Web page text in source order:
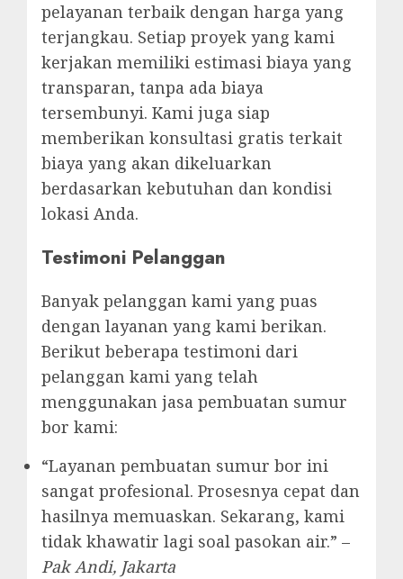
pelayanan terbaik dengan harga yang
terjangkau. Setiap proyek yang kami
kerjakan memiliki estimasi biaya yang
transparan, tanpa ada biaya
tersembunyi. Kami juga siap
memberikan konsultasi gratis terkait
biaya yang akan dikeluarkan
berdasarkan kebutuhan dan kondisi
lokasi Anda.
Testimoni Pelanggan
Banyak pelanggan kami yang puas
dengan layanan yang kami berikan.
Berikut beberapa testimoni dari
pelanggan kami yang telah
menggunakan jasa pembuatan sumur
bor kami:
“Layanan pembuatan sumur bor ini
sangat profesional. Prosesnya cepat dan
hasilnya memuaskan. Sekarang, kami
tidak khawatir lagi soal pasokan air.” –
Pak Andi, Jakarta